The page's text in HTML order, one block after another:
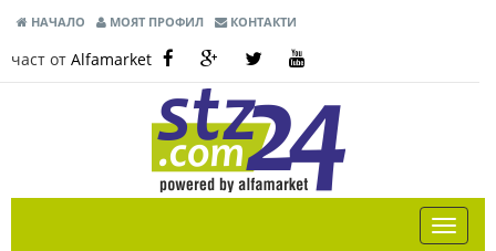
НАЧАЛО МОЯТ ПРОФИЛ КОНТАКТИ
част от Alfamarket